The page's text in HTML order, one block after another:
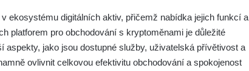
ekosystému digitálních aktiv, přičemž nabídka jejich funkcí a
platforem pro obchodování s kryptoměnami je důležité
aspekty, jako jsou dostupné služby, uživatelská přívětivost a
ovlivnit celkovou efektivitu obchodování a spokojenost